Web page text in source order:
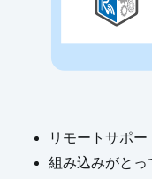
リモートサポ
組み込みがとっ